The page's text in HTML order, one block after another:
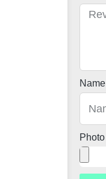
Name
Photo